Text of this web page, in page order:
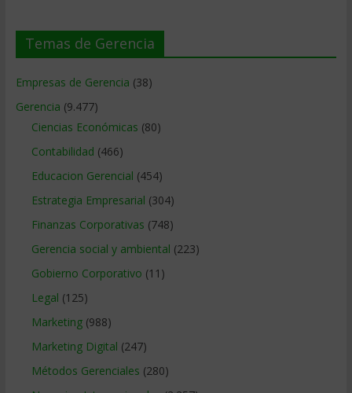
Temas de Gerencia
Empresas de Gerencia (38)
Gerencia (9.477)
Ciencias Económicas (80)
Contabilidad (466)
Educacion Gerencial (454)
Estrategia Empresarial (304)
Finanzas Corporativas (748)
Gerencia social y ambiental (223)
Gobierno Corporativo (11)
Legal (125)
Marketing(988)
Marketing Digital (247)
Métodos Gerenciales (280)